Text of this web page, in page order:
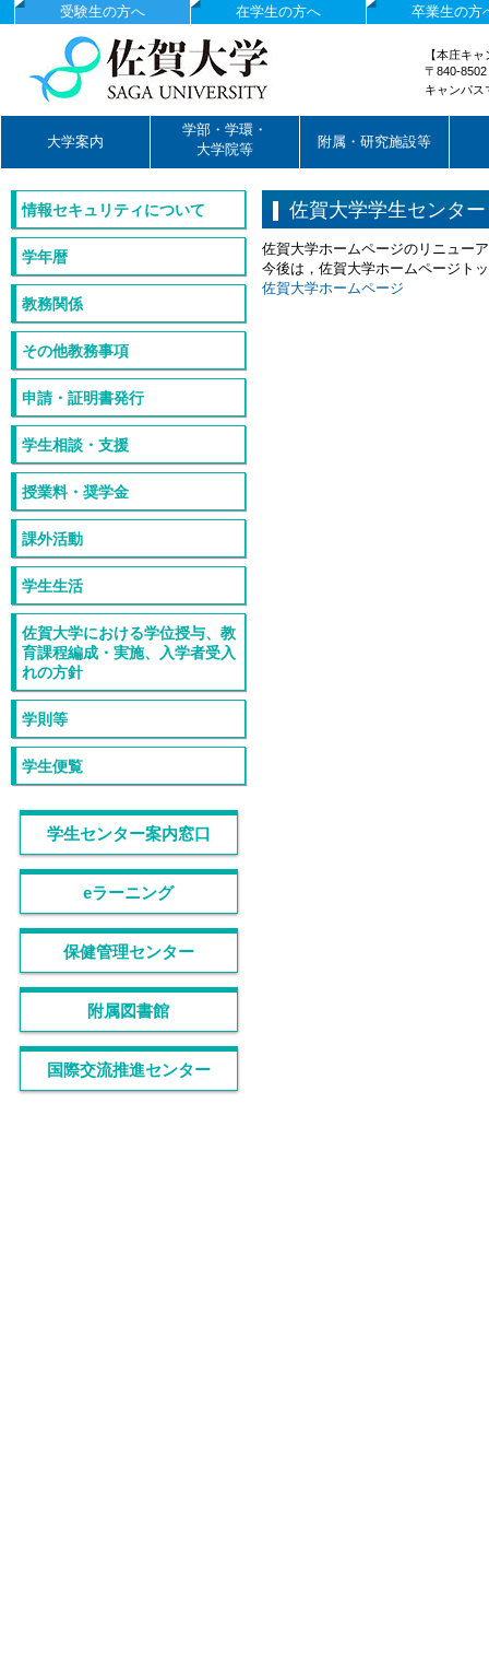
卒業生の方
在学生の方へ
受験生の方へ
国立大学法人佐賀大学
【本庄キ
〒840-
キャンパ
大学案内
学部・学環・
大学院等
附属・研究施設等
佐賀大学学生センター
佐賀大学ホームページのリニュー
今後は，佐賀大学ホームページト
佐賀大学ホームページ
情報セキュリティについて
学年暦
教務関係
その他教務事項
申請・証明書発行
学生相談・支援
授業料・奨学金
課外活動
学生生活
佐賀大学における学位授与、教
育課程編成・実施、入学者受入
れの方針
学則等
学生便覧
学生センター案内窓口
eラーニング
保健管理センター
附属図書館
国際交流推進センター